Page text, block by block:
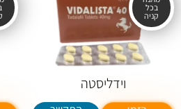
וידליסטה